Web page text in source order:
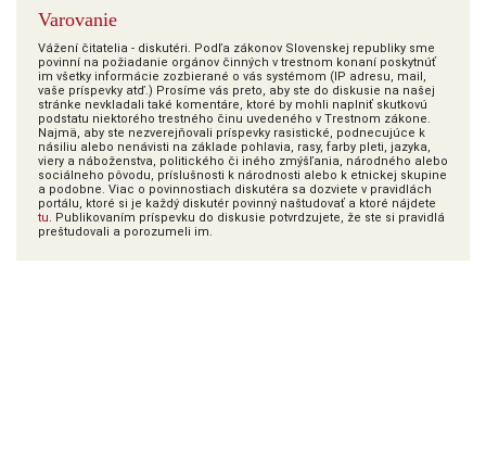
Varovanie
Vážení čitatelia - diskutéri. Podľa zákonov Slovenskej republiky sme
povinní na požiadanie orgánov činných v trestnom konaní poskytnúť
im všetky informácie zozbierané o vás systémom (IP adresu, mail,
vaše príspevky atď.) Prosíme vás preto, aby ste do diskusie na našej
stránke nevkladali také komentáre, ktoré by mohli naplniť skutkovú
podstatu niektorého trestného činu uvedeného v Trestnom zákone.
Najmä, aby ste nezverejňovali príspevky rasistické, podnecujúce k
násiliu alebo nenávisti na základe pohlavia, rasy, farby pleti, jazyka,
viery a náboženstva, politického či iného zmýšľania, národného alebo
sociálneho pôvodu, príslušnosti k národnosti alebo k etnickej skupine
a podobne. Viac o povinnostiach diskutéra sa dozviete v pravidlách
portálu, ktoré si je každý diskutér povinný naštudovať a ktoré nájdete
tu. Publikovaním príspevku do diskusie potvrdzujete, že ste si pravidlá
preštudovali a porozumeli im.